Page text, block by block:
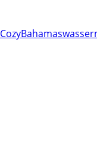
CozyBahamas